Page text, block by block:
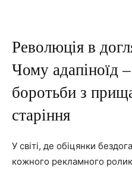
Революція в
Чому адапіноїд
боротьби з
старіння
У світі, де обіцянки
кожного рекламного